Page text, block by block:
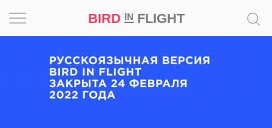
BIRD INFLIGHT